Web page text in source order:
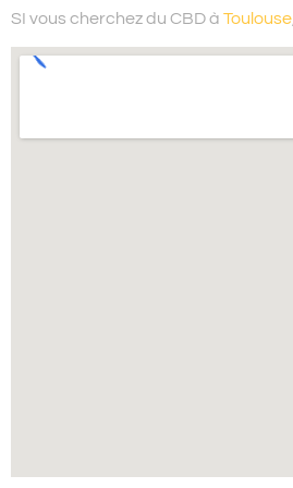
SI vous cherchez du CBD à Toulouse